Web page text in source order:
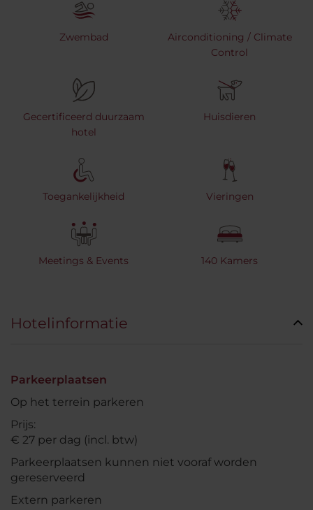
Zwembad
Airconditioning / Climate
Control
Gecertificeerd duurzaam
hotel
Huisdieren
Toegankelijkheid Vieringen
Meetings & Events 140 Kamers
Hotelinformatie
Parkeerplaatsen
Op het terrein parkeren
Prijs:
€ 27 per dag (incl. btw)
Parkeerplaatsen kunnen niet vooraf worden
gereserveerd
Extern parkeren